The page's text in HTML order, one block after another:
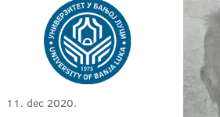
11. dec 2020.